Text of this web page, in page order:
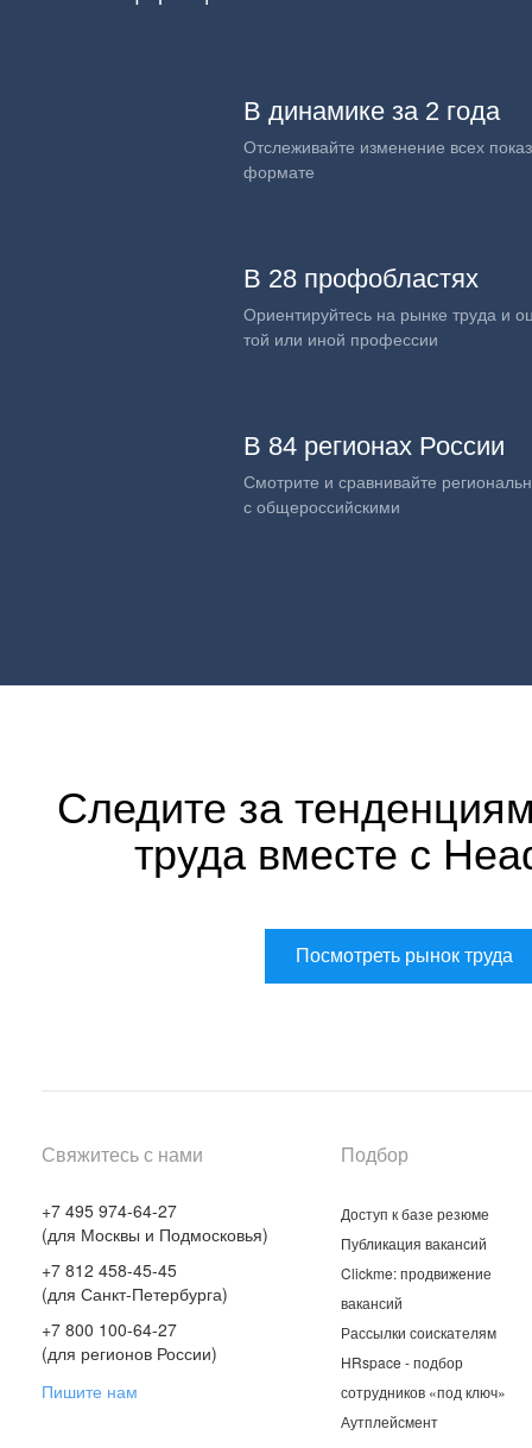
В динамике за 2 года
Отслеживайте изменение всех
формате
В 28 профобластях
Ориентируйтесь на рынке труда и
той или иной профессии
В 84 регионах России
Смотрите и сравнивайте
с общероссийскими
Следите за
труда вместе с
Посмотреть рынок труда
Свяжитесь с нами
+7 495 974-64-27
(для Москвы и Подмосковья)
+7 812 458-45-45
(для Санкт-Петербурга)
+7 800 100-64-27
(для регионов России)
Пишите нам
Подбор
Доступ к базе резюме
Публикация вакансий
Clickme: продвижение
вакансий
Рассылки соискателям
HRspace - подбор
сотрудников «под ключ»
Аутплейсмент